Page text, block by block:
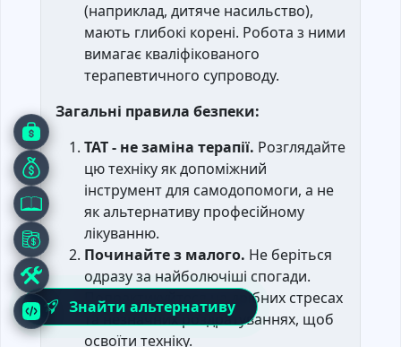
(наприклад, дитяче насильство),
мають глибокі корені. Робота з ними
вимагає кваліфікованого
терапевтичного супроводу.
Загальні правила безпеки:
ТАТ - не заміна терапії. Розглядайте
цю техніку як допоміжний
інструмент для самодопомоги, а не
як альтернативу професійному
лікуванню.
Починайте з малого. Не беріться
одразу за найболючіші спогади.
Попрактикуйтеся на дрібних стресах
та незначних роздратуваннях, щоб
освоїти техніку.
Знайти альтернативу